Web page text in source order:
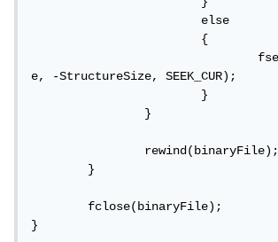
			else
			{
				fseek(binaryFil
e, -StructureSize, SEEK_CUR);
			}
		}
		rewind(binaryFile);
	}
	fclose(binaryFile);
}